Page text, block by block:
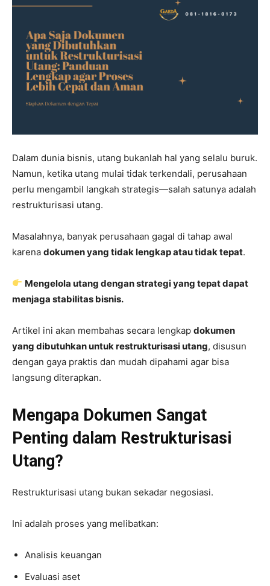
Dalam dunia bisnis, utang bukanlah hal yang selalu buruk.
Namun, ketika utang mulai tidak terkendali, perusahaan
perlu mengambil langkah strategis—salah satunya adalah
restrukturisasi utang.
Masalahnya, banyak perusahaan gagal di tahap awal
karena dokumen yang tidak lengkap atau tidak tepat.
Mengelola utang dengan strategi yang tepat dapat
menjaga stabilitas bisnis.
Artikel ini akan membahas secara lengkap dokumen
yang dibutuhkan untuk restrukturisasi utang, disusun
dengan gaya praktis dan mudah dipahami agar bisa
langsung diterapkan.
Mengapa Dokumen Sangat
Penting dalam Restrukturisasi
Utang?
Restrukturisasi utang bukan sekadar negosiasi.
Ini adalah proses yang melibatkan:
Analisis keuangan
Evaluasi aset